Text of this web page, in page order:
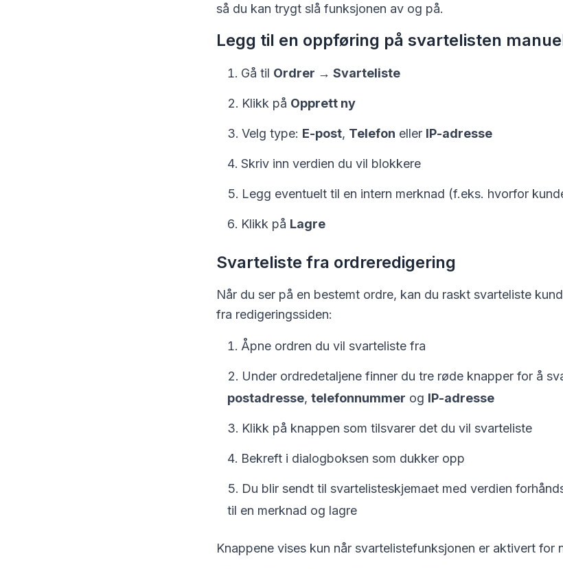
så du kan trygt slå funksjonen av og på.
Legg til en oppføring på svartelisten
Gå til Ordrer → Svarteliste
Klikk på Opprett ny
Velg type: E-post, Telefon eller IP-adresse
Skriv inn verdien du vil blokkere
Legg eventuelt til en intern merknad (f.eks. hvorfor
Klikk på Lagre
Svarteliste fra ordreredigering
Når du ser på en bestemt ordre, kan du raskt svarteliste
fra redigeringssiden:
Åpne ordren du vil svarteliste fra
Under ordredetaljene finner du tre røde knapper for å
postadresse, telefonnummer og IP-adresse
Klikk på knappen som tilsvarer det du vil svarteliste
Bekreft i dialogboksen som dukker opp
Du blir sendt til svartelisteskjemaet med verdien
til en merknad og lagre
Knappene vises kun når svartelistefunksjonen er aktivert for